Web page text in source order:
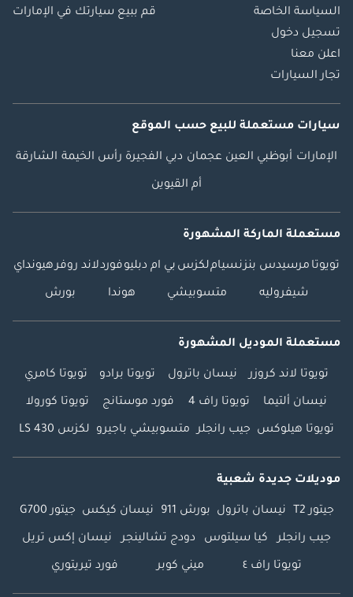
السياسة الخاصة
تسجيل دخول
اعلن معنا
تجار السيارات
قم ببيع سيارتك في الإمارات
سيارات مستعملة للبيع حسب الموقع
الإمارات أبوظبي العين عجمان دبي الفجيرة رأس الخيمة الشارقة
أم القيوين
مستعملة الماركة المشهورة
تويوتا مرسيدس بنزنسياملكزس بي ام دبليوفوردلاند روفرهيونداي
شيفروليه متسوبيشي هوندا بورش
مستعملة الموديل المشهورة
تويوتا لاند كروزر نيسان باترول تويوتا برادو تويوتا كامري
نيسان ألتيما تويوتا راف 4 فورد موستانج تويوتا كورولا
تويوتا هيلوكس جيب رانجلر متسوبيشي باجيرو لكزس LS 430
موديلات جديدة شعبية
جيتور T2 نيسان باترول بورش 911 نيسان كيكس جيتور G700
جيب رانجلر كيا سيلتوس دودج تشالينجر نيسان إكس تريل
تويوتا راف ٤ ميني كوبر فورد تيريتوري